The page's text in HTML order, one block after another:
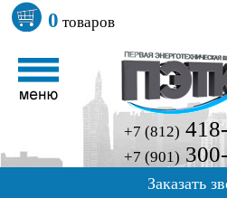
0 товаров
+7 (812)
+7 (901)
Заказать